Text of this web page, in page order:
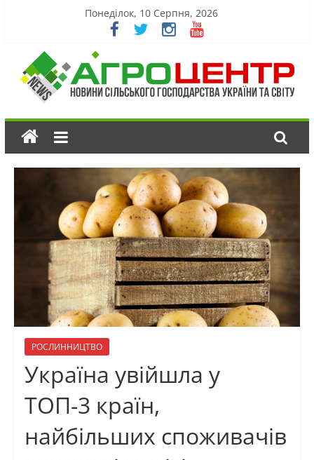
Понеділок, 10 Серпня, 2026
РОСЛИННИЦТВО
Україна увійшла у
ТОП-3 країн,
найбільших споживачів